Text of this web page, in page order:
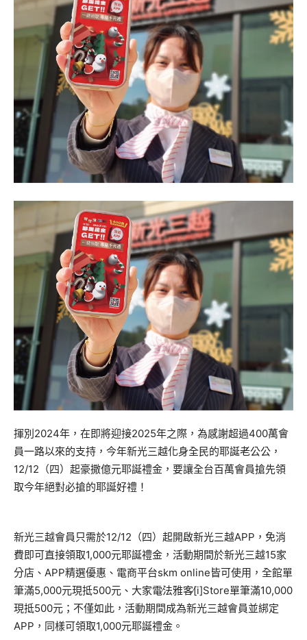
揮別2024年，在即將迎接2025年之際，為感謝超過400萬會
員一路以來的支持，今年新光三越化身全民的耶誕老公公，
12/12（四）起豪撒億元耶誕禮金，要讓全台百萬會員搶先領
取今年絕對必搶的耶誕好禮！
新光三越會員只需於12/12（四）起開啟新光三越APP，免消
費即可直接領取1,000元耶誕禮金，活動期間於新光三越15家
分店、APP精選優惠、電商平台skm online皆可使用，全館單
筆滿5,000元現抵500元、大家電∕法雅客∕[i]Store單筆滿10,000
現抵500元；不僅如此，活動期間成為新光三越會員並綁定
APP，同樣可領取1,000元耶誕禮金。